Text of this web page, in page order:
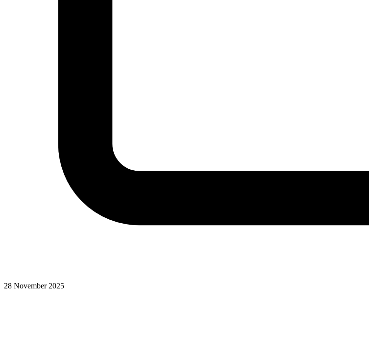
28 November 2025